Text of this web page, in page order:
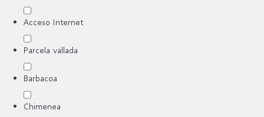
Acceso Internet
Parcela vallada
Barbacoa
Chimenea